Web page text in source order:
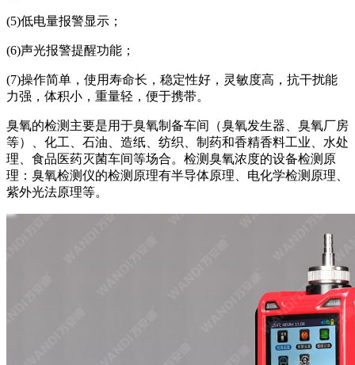
(5)低电量报警显示；
(6)声光报警提醒功能；
(7)操作简单，使用寿命长，稳定性好，灵敏度高，抗干扰能
力强，体积小，重量轻，便于携带。
臭氧的检测主要是用于臭氧制备车间（臭氧发生器、臭氧厂房
等）、化工、石油、造纸、纺织、制药和香精香料工业、水处
理、食品医药灭菌车间等场合。检测臭氧浓度的设备检测原
理：臭氧检测仪的检测原理有半导体原理、电化学检测原理、
紫外光法原理等。